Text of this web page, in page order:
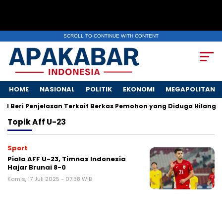
SCROLL TO CONTINUE WITH CONTENT
HOME NASIONAL POLITIK EKONOMI MEGAPOLITAN
Beri Penjelasan Terkait Berkas Pemohon yang Diduga Hilang
TopikAff U-23
Sport
Piala AFF U-23, Timnas Indonesia
Hajar Brunai 8-0
Kamis, 17 Juli 2025 - 07:38 WIB